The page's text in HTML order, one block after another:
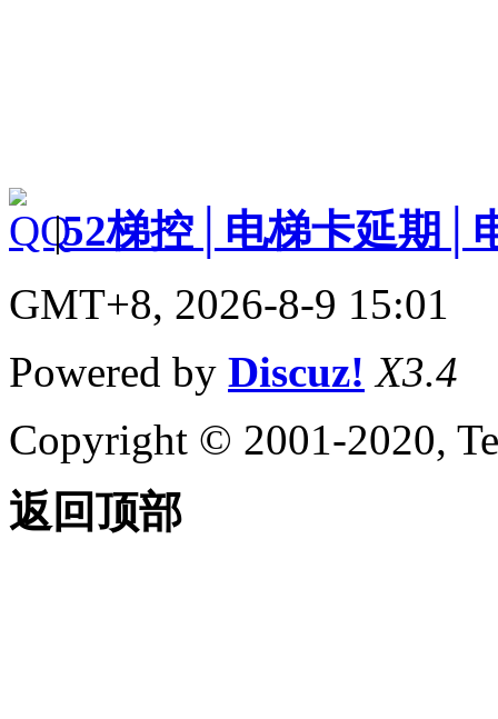
|52梯控│电梯卡延期│
GMT+8, 2026-8-9 15:01
Powered by Discuz! X3.4
Copyright © 2001-2020,
返回顶部